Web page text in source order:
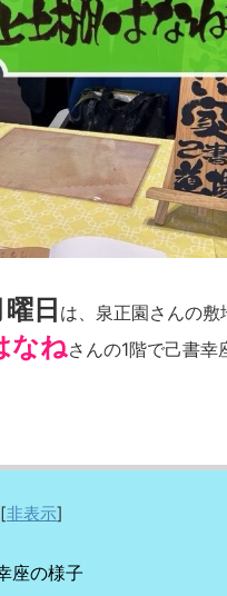
日 は、泉正園さんの敷
なねさんの1階で己書幸
[非表示]
座の様子